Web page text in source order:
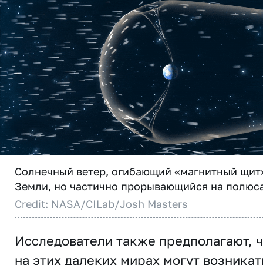
Солнечный ветер, огибающий «магнитный
Земли, но частично прорывающийся на
Credit: NASA/CILab/Josh Masters
Исследователи также предполагают,
на этих далеких мирах могут